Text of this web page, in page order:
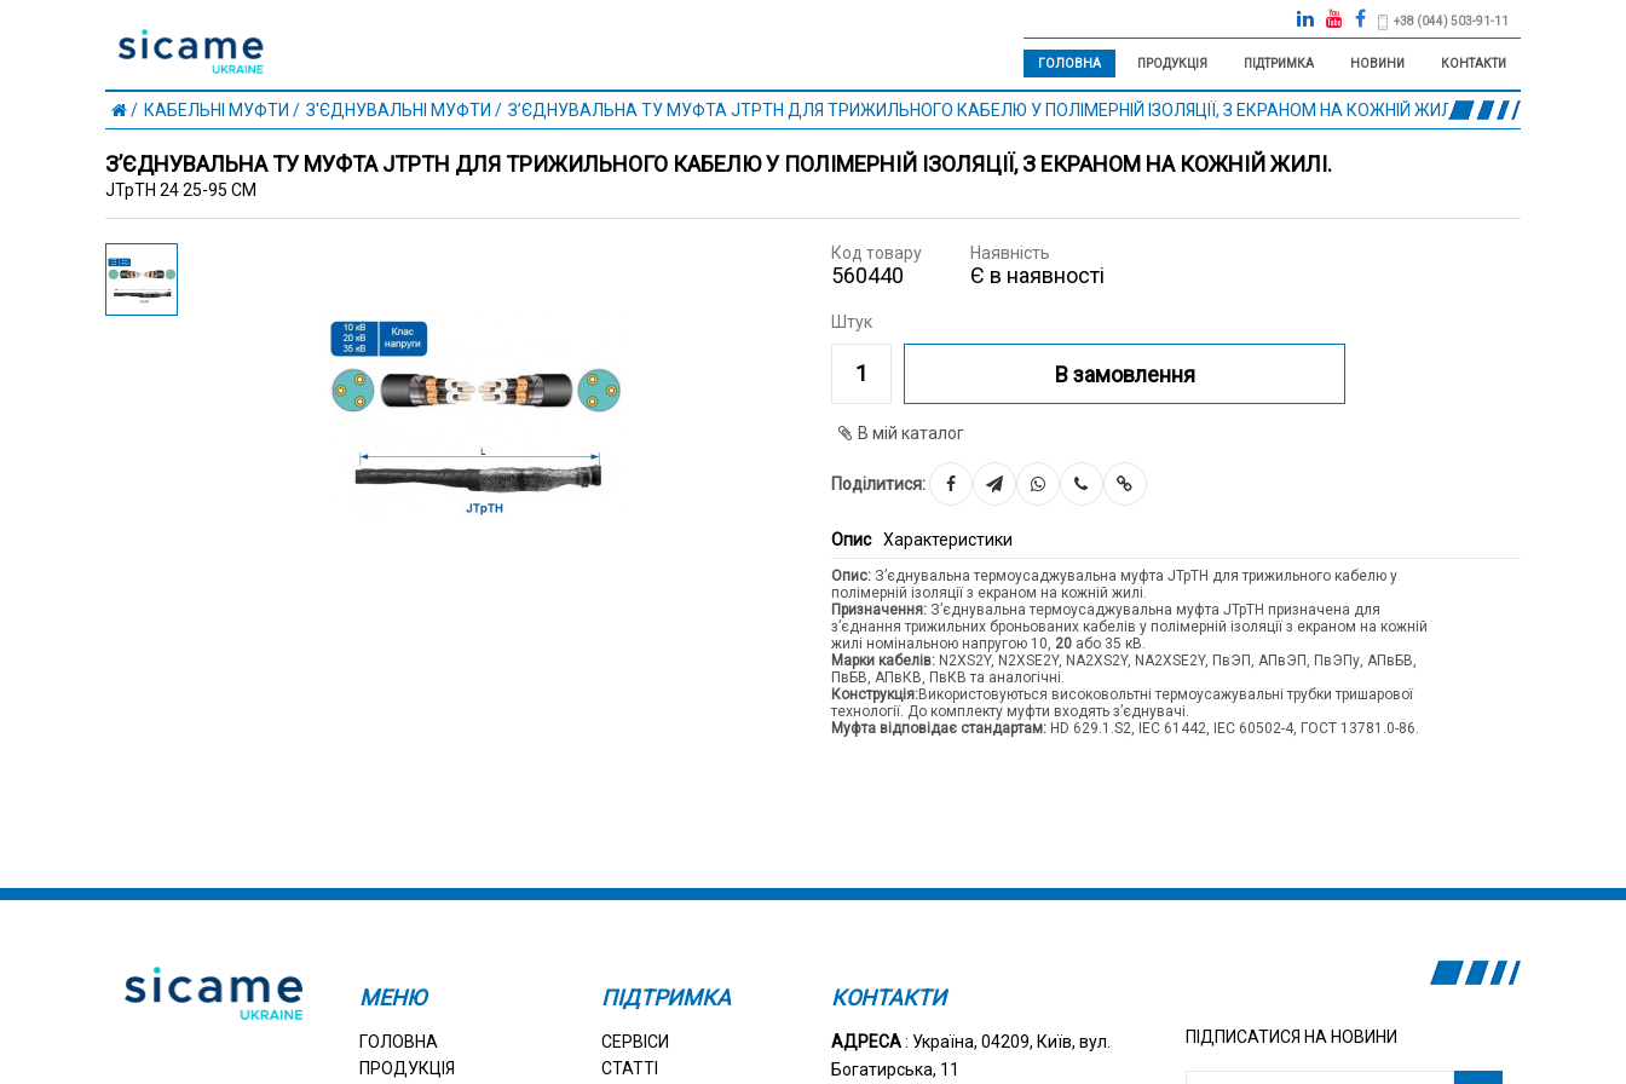
+38 (044) 503-91-11
ГОЛОВНА ПРОДУКЦІЯ ПІДТРИМКА НОВИНИ КОНТАКТИ
КАБЕЛЬНІ МУФТИ З'ЄДНУВАЛЬНІ МУФТИ З’ЄДНУВАЛЬНА ТУ МУФТА JTPTH ДЛЯ ТРИЖИЛЬНОГО КАБЕЛЮ У ПОЛІМЕРНІЙ ІЗОЛЯЦІЇ, З ЕКРАНОМ НА КОЖНІЙ ЖИЛІ.
З’ЄДНУВАЛЬНА ТУ МУФТА JTPTH ДЛЯ ТРИЖИЛЬНОГО КАБЕЛЮ У ПОЛІМЕРНІЙ ІЗОЛЯЦІЇ, З ЕКРАНОМ НА КОЖНІЙ ЖИЛІ.
JTpTH 24 25-95 CM
Код товару
560440
Наявність
Є в наявності
Штук
В замовлення
В мій каталог
Поділитися:
Опис Характеристики
Опис: З’єднувальна термоусаджувальна муфта JTpTH для трижильного кабелю у
полімерній ізоляції з екраном на кожній жилі.
Призначення: З’єднувальна термоусаджувальна муфта JTpTH призначена для
з’єднання трижильних броньованих кабелів у полімерній ізоляції з екраном на кожній
жилі номінальною напругою 10, 20 або 35 кВ.
Марки кабелів: N2XS2Y, N2XSE2Y, NA2XS2Y, NA2XSE2Y, ПвЭП, АПвЭП, ПвЭПу, АПвБВ,
ПвБВ, АПвКВ, ПвКВ та аналогічні.
Конструкція:Використовуються високовольтні термоусажувальні трубки тришарової
технології. До комплекту муфти входять з’єднувачі.
Муфта відповідає стандартам: HD 629.1.S2, IEC 61442, IEC 60502-4, ГОСТ 13781.0-86.
МЕНЮ
ГОЛОВНА
ПРОДУКЦІЯ
ПІДТРИМКА
СЕРВІСИ
СТАТТІ
КОНТАКТИ
АДРЕСА: Україна, 04209, Київ, вул.
Богатирська, 11
ПІДПИСАТИСЯ НА НОВИНИ